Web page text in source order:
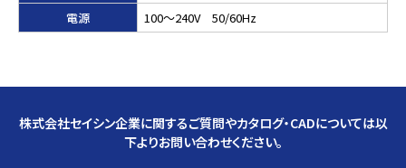
電源
100～240V 50/60Hz
株式会社セイシン企業に関するご質問やカタログ・CADについては以
下よりお問い合わせください。